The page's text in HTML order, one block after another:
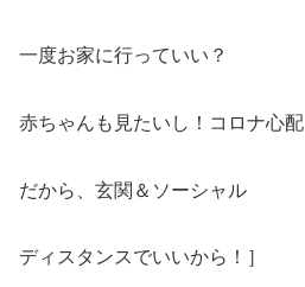
一度お家に行っていい？
赤ちゃんも見たいし！コロナ心配
だから、玄関＆ソーシャル
ディスタンスでいいから！］